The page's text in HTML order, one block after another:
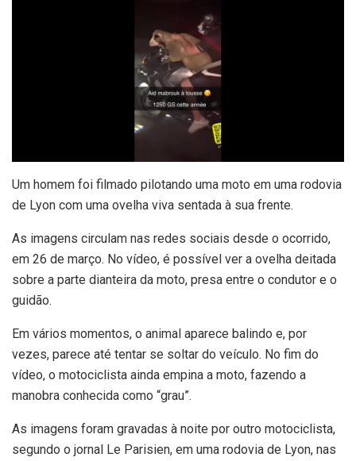
Um homem foi filmado pilotando uma moto em uma rodovia
de Lyon com uma ovelha viva sentada à sua frente.
As imagens circulam nas redes sociais desde o ocorrido,
em 26 de março. No vídeo, é possível ver a ovelha deitada
sobre a parte dianteira da moto, presa entre o condutor e o
guidão.
Em vários momentos, o animal aparece balindo e, por
vezes, parece até tentar se soltar do veículo. No fim do
vídeo, o motociclista ainda empina a moto, fazendo a
manobra conhecida como “grau”.
As imagens foram gravadas à noite por outro motociclista,
segundo o jornal Le Parisien, em uma rodovia de Lyon, nas